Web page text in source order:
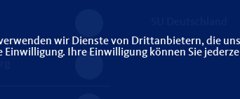
wir Dienste von Drittanbietern, die
Ihre Einwilligung können Sie